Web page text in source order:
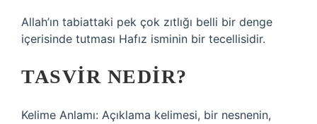
Allah’ın tabiattaki pek çok zıtlığı belli bir denge
içerisinde tutması Hafız isminin bir tecellisidir.
TASVIR NEDIR?
Kelime Anlamı: Açıklama kelimesi, bir nesnenin,